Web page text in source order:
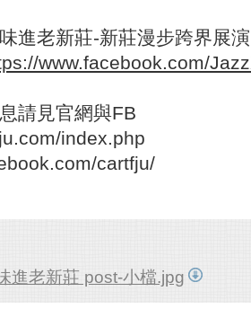
進老新莊-新莊漫步跨界展
www.facebook.com/
請見官網與FB
index.php
cartfju/
進老新莊 post-小檔.jpg